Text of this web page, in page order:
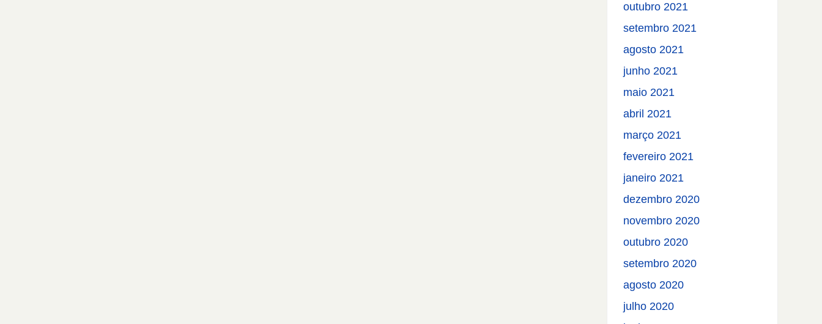
outubro 2021
setembro 2021
agosto 2021
junho 2021
maio 2021
abril 2021
março 2021
fevereiro 2021
janeiro 2021
dezembro 2020
novembro 2020
outubro 2020
setembro 2020
agosto 2020
julho 2020